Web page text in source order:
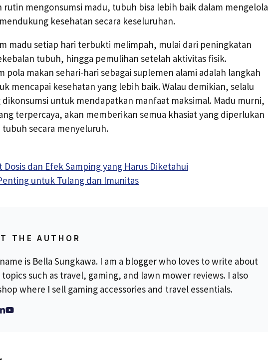
mengonsumsi madu, tubuh bisa lebih baik dalam mengelola
kesehatan secara keseluruhan.
madu setiap hari terbukti melimpah, mulai dari peningkatan
tubuh, hingga pemulihan setelah aktivitas fisik.
pola makan sehari-hari sebagai suplemen alami adalah langkah
mencapai kesehatan yang lebih baik. Walau demikian, selalu
untuk mendapatkan manfaat maksimal. Madu murni,
terpercaya, akan memberikan semua khasiat yang diperlukan
secara menyeluruh.
Dosis dan Efek Samping yang Harus Diketahui
untuk Tulang dan Imunitas
THE AUTHOR
is Bella Sungkawa. I am a blogger who loves to write about
topics such as travel, gaming, and lawn mower reviews. I also
where I sell gaming accessories and travel essentials.